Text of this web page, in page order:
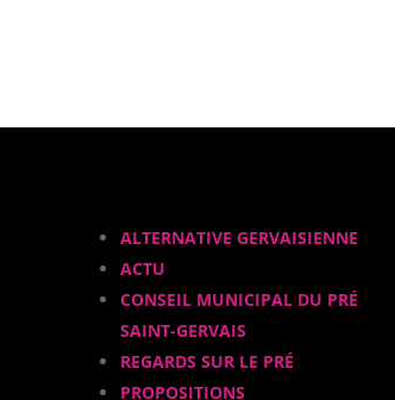
ALTERNATIVE GERVAISIENNE
ACTU
CONSEIL MUNICIPAL DU PRÉ
SAINT-GERVAIS
REGARDS SUR LE PRÉ
PROPOSITIONS